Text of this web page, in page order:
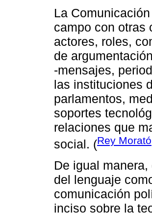
La
campo con otras
actores, roles,
de
-mensajes,
las instituciones
parlamentos,
soportes
relaciones que
social. (Rey
De igual
del lenguaje
comunicación
inciso sobre la